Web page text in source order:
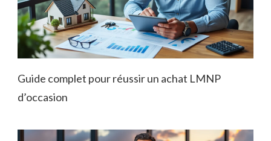
Guide complet pour réussir un achat LMNP
d’occasion